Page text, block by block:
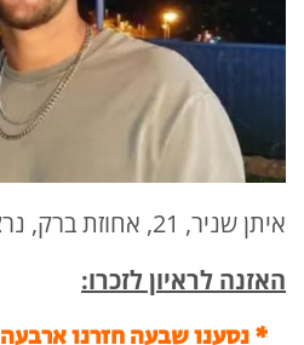
איתן שניר, 21, אחוזת ברק, נרצח במסיבת נובה
האזנה לראיון לזכרו:
* נסענו שבעה חזרנו ארבעה